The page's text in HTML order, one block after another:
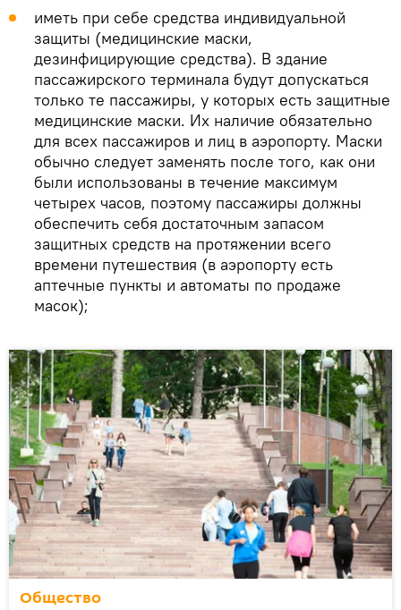
иметь при себе средства индивидуальной
защиты (медицинские маски,
дезинфицирующие средства). В здание
пассажирского терминала будут допускаться
только те пассажиры, у которых есть защитные
медицинские маски. Их наличие обязательно
для всех пассажиров и лиц в аэропорту. Маски
обычно следует заменять после того, как они
были использованы в течение максимум
четырех часов, поэтому пассажиры должны
обеспечить себя достаточным запасом
защитных средств на протяжении всего
времени путешествия (в аэропорту есть
аптечные пункты и автоматы по продаже
масок);
Общество